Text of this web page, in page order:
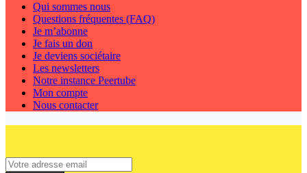
Qui sommes nous
Questions fréquentes (FAQ)
Je m’abonne
Je fais un don
Je deviens sociétaire
Les newsletters
Notre instance Peertube
Mon compte
Nous contacter